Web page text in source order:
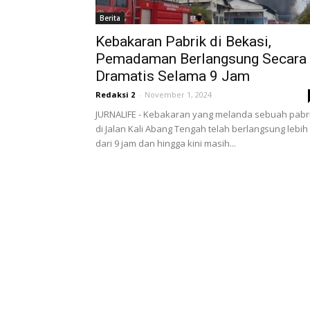
Berita
Kebakaran Pabrik di Bekasi,
Pemadaman Berlangsung Secara
Dramatis Selama 9 Jam
Redaksi 2 - November 1, 2024
JURNALIFE - Kebakaran yang melanda sebuah
di Jalan Kali Abang Tengah telah berlangsung lebih
dari 9 jam dan hingga kini masih...